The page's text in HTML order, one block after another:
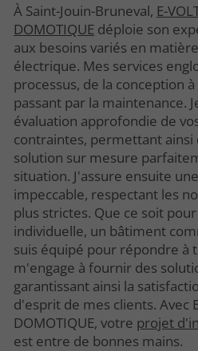
À Saint-Jouin-Bruneval, E-
DOMOTIQUE déploie son
aux besoins variés en
électrique. Mes services
processus, de la conception
passant par la maintenance.
évaluation approfondie de
contraintes, permettant ainsi
solution sur mesure
situation. J'assure ensuite
impeccable, respectant les
plus strictes. Que ce soit
individuelle, un bâtiment
suis équipé pour répondre à
m'engage à fournir des
garantissant ainsi la
d'esprit de mes clients. Avec
DOMOTIQUE, votre projet
est entre de bonnes mains.